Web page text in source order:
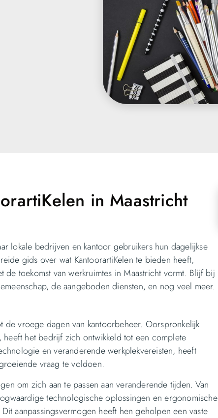
in Maastricht
lokale bedrijven en kantoor gebruikers hun dagelijkse
gids over wat KantoorartiKelen te bieden heeft,
toekomst van werkruimtes in Maastricht vormt. Blijf bij
de aangeboden diensten, en nog veel meer.
de vroege dagen van kantoorbeheer. Oorspronkelijk
het bedrijf zich ontwikkeld tot een complete
en veranderende werkplekvereisten, heeft
vraag te voldoen.
om zich aan te passen aan veranderende tijden. Van
technologische oplossingen en ergonomische
aanpassingsvermogen heeft hen geholpen een vaste